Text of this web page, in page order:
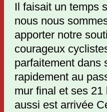
Il faisait un temps
nous nous
apporter notre
courageux
parfaitement dans
rapidement au
mur final et ses
aussi est arrivée